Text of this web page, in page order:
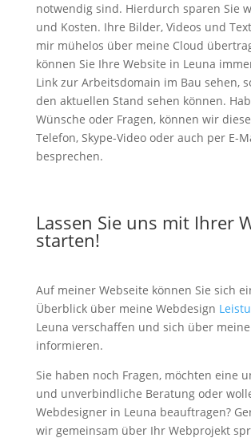
notwendig sind. Hierdurch sparen Sie
und Kosten. Ihre Bilder, Videos und
mir mühelos über meine Cloud
können Sie Ihre Website in Leuna
Link zur Arbeitsdomain im Bau sehen,
den aktuellen Stand sehen können.
Wünsche oder Fragen, können wir
Telefon, Skype-Video oder auch per E-
besprechen.
Lassen Sie uns mit Ihrer
starten!
Auf meiner Webseite können Sie sich
Überblick über meine Webdesign
Leuna verschaffen und sich über meine
informieren.
Sie haben noch Fragen, möchten eine
und unverbindliche Beratung oder
Webdesigner in Leuna beauftragen?
wir gemeinsam über Ihr Webprojekt